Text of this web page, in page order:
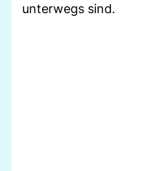
unterwegs sind.